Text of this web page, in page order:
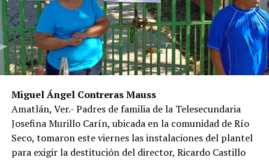
Miguel Ángel Contreras Mauss
Amatlán, Ver.- Padres de familia de la Telesecundaria
Josefina Murillo Carín, ubicada en la comunidad de Río
Seco, tomaron este viernes las instalaciones del plantel
para exigir la destitución del director, Ricardo Castillo